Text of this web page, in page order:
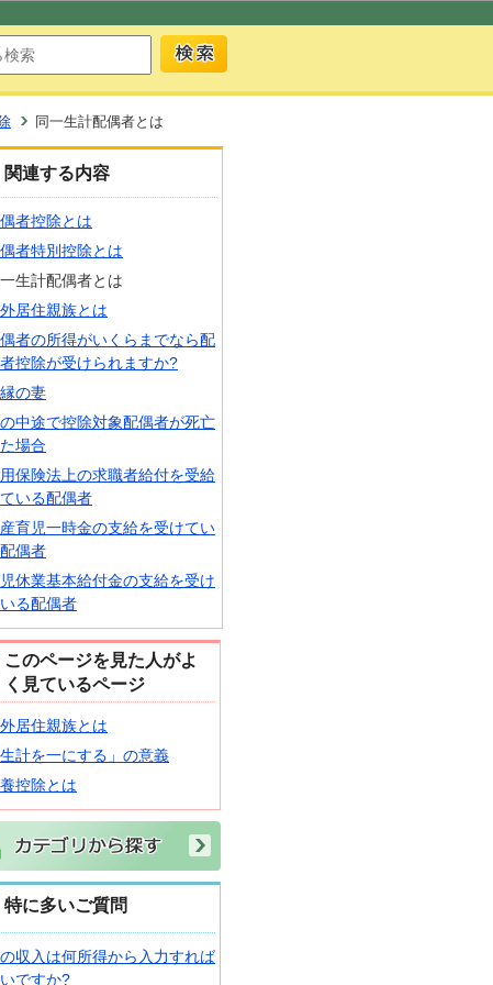
同一生計配偶者とは
関連する内容
者控除とは
者特別控除とは
生計配偶者とは
居住親族とは
者の所得がいくらまでなら配
控除が受けられますか?
の妻
中途で控除対象配偶者が死亡
場合
保険法上の求職者給付を受給
ている配偶者
育児一時金の支給を受けてい
偶者
休業基本給付金の支給を受け
る配偶者
このページを見た人がよ
く見ているページ
居住親族とは
生計を一にする」の意義
控除とは
特に多いご質問
収入は何所得から入力すれば
ですか?